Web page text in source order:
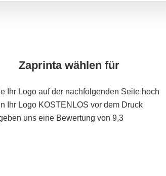
Zaprinta wählen für
Ihr Logo auf der nachfolgenden Seite hoch
Ihr Logo KOSTENLOS vor dem Druck
uns eine Bewertung von 9,3